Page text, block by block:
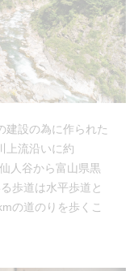
建設の為に作られた
上流沿いに約
人谷から富山県黒
歩道は水平歩道と
の道のりを歩くこ